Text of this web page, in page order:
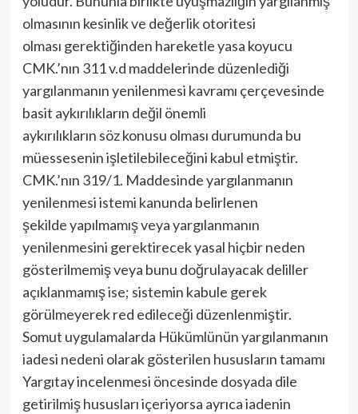
olmasının kesinlik ve değerlik otoritesi
olması gerektiğinden hareketle yasa koyucu
CMK.’nın 311 v.d maddelerinde düzenlediği
yargılanmanın yenilenmesi kavramı çerçevesinde
basit aykırılıkların değil önemli
aykırılıkların söz konusu olması durumunda bu
müessesenin işletilebileceğini kabul etmiştir.
CMK.’nın 319/1. Maddesinde yargılanmanın
yenilenmesi istemi kanunda belirlenen
şekilde yapılmamış veya yargılanmanın
yenilenmesini gerektirecek yasal hiçbir neden
gösterilmemiş veya bunu doğrulayacak deliller
açıklanmamış ise; sistemin kabule gerek
görülmeyerek red edileceği düzenlenmiştir.
Somut uygulamalarda Hükümlünün yargılanmanın
iadesi nedeni olarak gösterilen hususların tamamı
Yargıtay incelenmesi öncesinde dosyada dile
getirilmiş hususları içeriyorsa ayrıca iadenin